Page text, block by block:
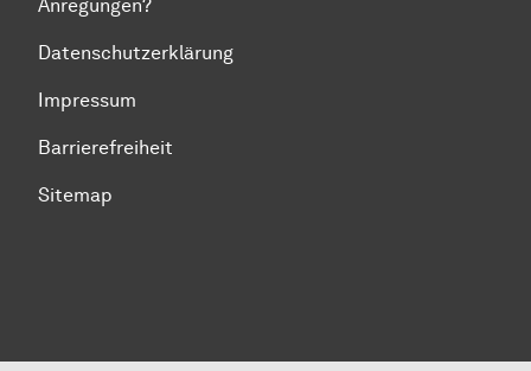
Anregungen?
Datenschutzerklärung
Impressum
Barrierefreiheit
Sitemap